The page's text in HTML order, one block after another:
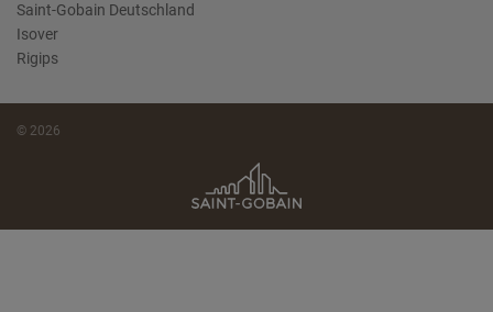
Saint-Gobain Deutschland
Isover
Rigips
© 2026